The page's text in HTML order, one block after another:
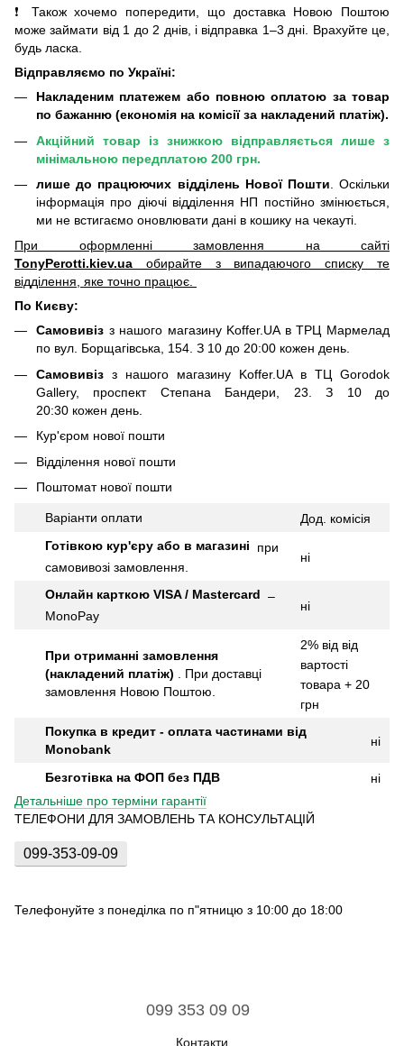
❗ Також хочемо попередити, що доставка Новою Поштою
може займати від 1 до 2 днів, і відправка 1–3 дні. Врахуйте це,
будь ласка.
Відправляємо по Україні:
Накладеним платежем або повною оплатою за товар
по бажанню (економія на комісії за накладений платіж).
Акційний товар із знижкою відправляється лише з
мінімальною передплатою 200 грн.
лише до працюючих відділень Нової Пошти . Оскільки
інформація про діючі відділення НП постійно змінюється,
ми не встигаємо оновлювати дані в кошику на чекауті.
При оформленні замовлення на сайті
TonyPerotti.kiev.ua обирайте з випадаючого списку те
відділення, яке точно працює.
По Києву:
Самовивіз з нашого магазину Koffer.UA в ТРЦ Мармелад
по вул. Борщагівська, 154. З 10 до 20:00 кожен день.
Самовивіз з нашого магазину Koffer.UA в ТЦ Gorodok
Gallery, проспект Степана Бандери, 23. З 10 до
20:30 кожен день.
Кур'єром нової пошти
Відділення нової пошти
Поштомат нової пошти
Варіанти оплати Дод. комісія
Готівкою кур'єру або в магазині при
самовивозі замовлення.
ні
Онлайн карткою VISA / Mastercard –
MonoPay
ні
При отриманні замовлення
(накладений платіж) . При доставці
замовлення Новою Поштою.
2% від від
вартості
товара + 20
грн
Покупка в кредит - оплата частинами від
Monobank
ні
Безготівка на ФОП без ПДВ
ні
Детальніше про терміни гарантії
ТЕЛЕФОНИ ДЛЯ ЗАМОВЛЕНЬ ТА КОНСУЛЬТАЦІЙ
099-353-09-09
Телефонуйте з понеділка по п"ятницю з 10:00 до 18:00
099 353 09 09
Контакти